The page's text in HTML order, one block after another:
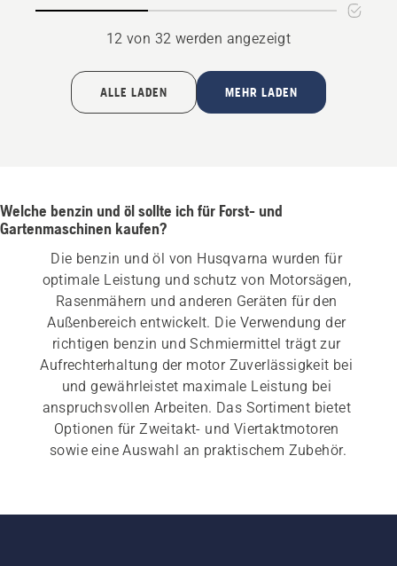
12 von 32 werden angezeigt
ALLE LADEN MEHR LADEN
Welche benzin und öl sollte ich für Forst- und
Gartenmaschinen kaufen?
Die benzin und öl von Husqvarna wurden für
optimale Leistung und schutz von Motorsägen,
Rasenmähern und anderen Geräten für den
Außenbereich entwickelt. Die Verwendung der
richtigen benzin und Schmiermittel trägt zur
Aufrechterhaltung der motor Zuverlässigkeit bei
und gewährleistet maximale Leistung bei
anspruchsvollen Arbeiten. Das Sortiment bietet
Optionen für Zweitakt- und Viertaktmotoren
sowie eine Auswahl an praktischem Zubehör.